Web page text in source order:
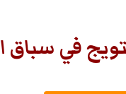
سباق القدرة